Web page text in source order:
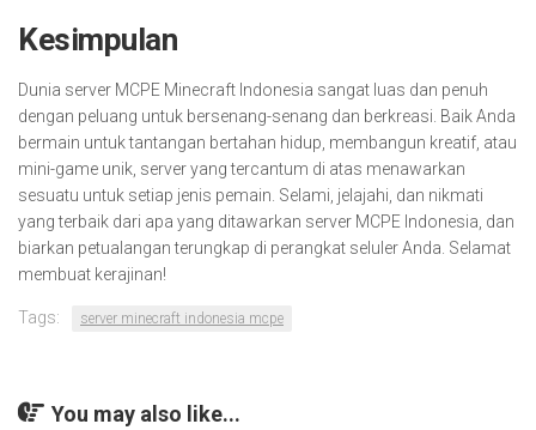
Kesimpulan
Dunia server MCPE Minecraft Indonesia sangat luas dan penuh
dengan peluang untuk bersenang-senang dan berkreasi. Baik Anda
bermain untuk tantangan bertahan hidup, membangun kreatif, atau
mini-game unik, server yang tercantum di atas menawarkan
sesuatu untuk setiap jenis pemain. Selami, jelajahi, dan nikmati
yang terbaik dari apa yang ditawarkan server MCPE Indonesia, dan
biarkan petualangan terungkap di perangkat seluler Anda. Selamat
membuat kerajinan!
Tags: server minecraft indonesia mcpe
You may also like...